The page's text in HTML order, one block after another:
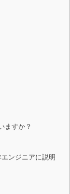
ますか？
ンジニアに説明